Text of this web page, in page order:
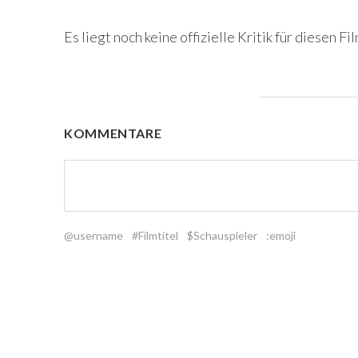
Es liegt noch keine offizielle Kritik für diesen
KOMMENTARE
@username #Filmtitel $Schauspieler :emoji